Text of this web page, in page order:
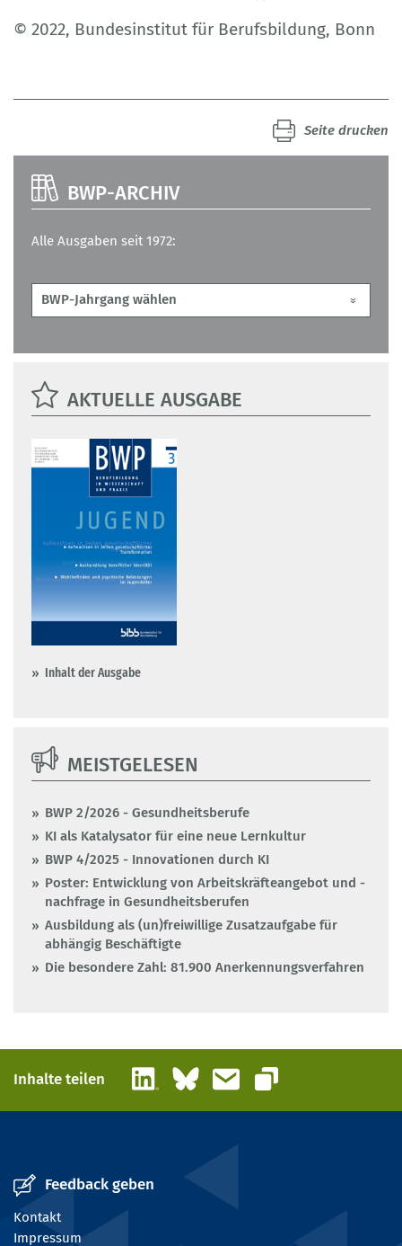
© 2022, Bundesinstitut für Berufsbildung, Bonn
Seite drucken
BWP-ARCHIV
Alle Ausgaben seit 1972:
AKTUELLE AUSGABE
Inhalt der Ausgabe
MEISTGELESEN
BWP 2/2026 - Gesundheitsberufe
KI als Katalysator für eine neue Lernkultur
BWP 4/2025 - Innovationen durch KI
Poster: Entwicklung von Arbeitskräfteangebot und -
nachfrage in Gesundheitsberufen
Ausbildung als (un)freiwillige Zusatzaufgabe für
abhängig Beschäftigte
Die besondere Zahl: 81.900 Anerkennungsverfahren
Inhalte teilen LinkedInBlueskyE-Mail
Link kopieren
Feedback geben
Kontakt
Impressum